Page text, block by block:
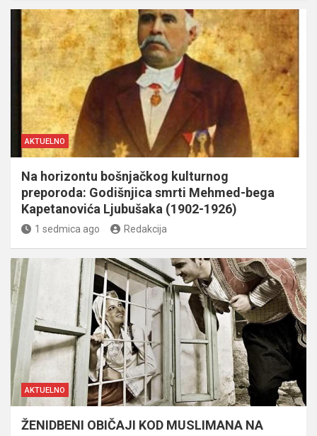
AKTUELNO
Na horizontu bošnjačkog kulturnog
preporoda: Godišnjica smrti Mehmed-bega
Kapetanovića Ljubušaka (1902-1926)
1 sedmica ago Redakcija
AKTUELNO
ŽENIDBENI OBIČAJI KOD MUSLIMANA NA